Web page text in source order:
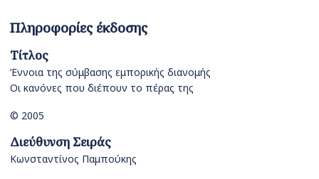
Πληροφορίες έκδοσης
Τίτλος
Έννοια της σύμβασης εμπορικής διανομής
Οι κανόνες που διέπουν το πέρας της
© 2005
Διεύθυνση Σειράς
Κωνσταντίνος Παμπούκης